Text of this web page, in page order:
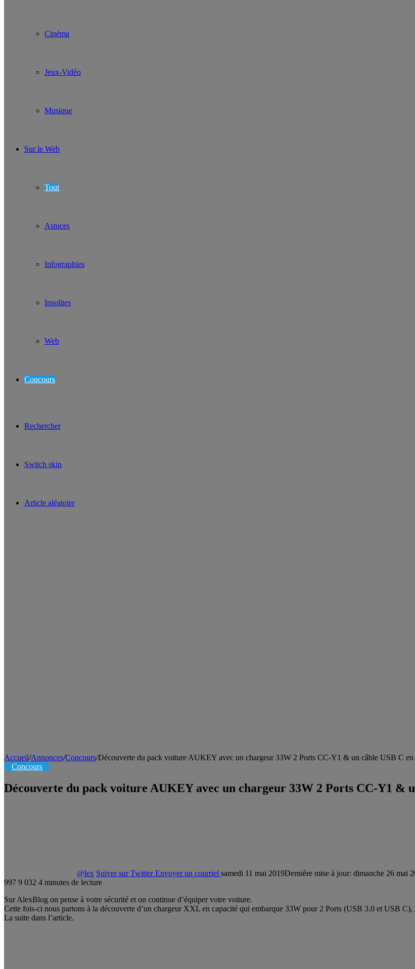
Cinéma
Jeux-Vidéo
Musique
Sur le Web
Tout
Astuces
Infographies
Insolites
Web
Concours
Rechercher
Switch skin
Article aléatoire
Accueil/Annonces/Concours/Découverte du pack voiture AUKEY avec un chargeur 33W 2 Ports CC-Y1 & un câble USB C
Concours
Découverte du pack voiture AUKEY avec un chargeur 33W 2 Ports CC-Y1 &
@lex Suivre sur Twitter Envoyer un courriel samedi 11 mai 2019Dernière mise à jour: dimanche 26 mai
997 9 032 4 minutes de lecture
Sur AlexBlog on pense à votre sécurité et on continue d’équiper votre voiture.
Cette fois-ci nous partons à la découverte d’un chargeur XXL en capacité qui embarque 33W pour 2 Ports (USB 3.0 et
La suite dans l’article.